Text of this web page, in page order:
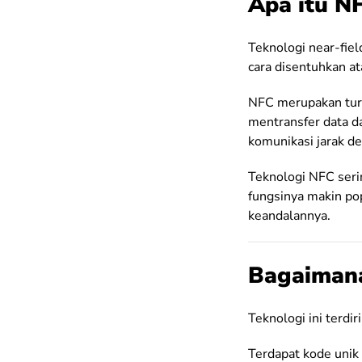
Teknologi near-
cara disentuhkan
NFC merupakan
mentransfer data
komunikasi jarak
Teknologi NFC
fungsinya makin
keandalannya.
Teknologi ini
Terdapat kode